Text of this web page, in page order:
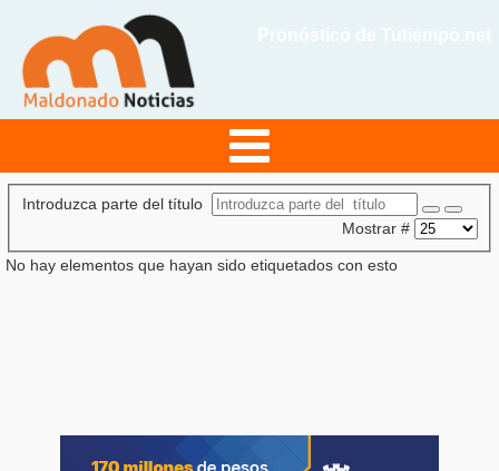
Introduzca parte del título
Mostrar #
No hay elementos que hayan sido etiquetados con esto